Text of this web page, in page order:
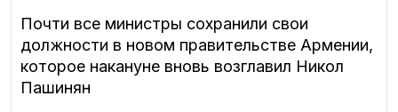
Почти все министры сохранили свои
должности в новом правительстве Армении,
которое накануне вновь возглавил Никол
Пашинян